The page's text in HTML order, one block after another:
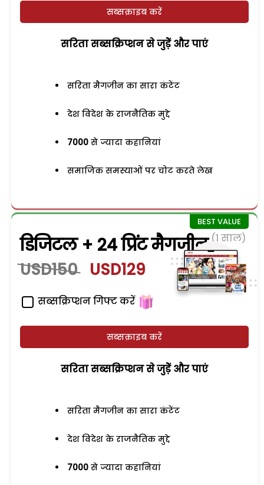
सब्सक्राइब करें
सरिता सब्सक्रिप्शन से जुड़ेें और पाएं
सरिता मैगजीन का सारा कंटेंट
देश विदेश के राजनैतिक मुद्दे
7000 से ज्यादा कहानियां
समाजिक समस्याओं पर चोट करते लेख
डिजिटल + 24 प्रिंट मैगजीन (1 साल)
USD150 USD129
सब्सक्रिप्शन गिफ्ट करें
सब्सक्राइब करें
सरिता सब्सक्रिप्शन से जुड़ेें और पाएं
सरिता मैगजीन का सारा कंटेंट
देश विदेश के राजनैतिक मुद्दे
7000 से ज्यादा कहानियां